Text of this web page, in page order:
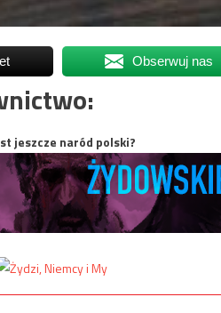
Obserwuj nas
jeszcze naród polski?